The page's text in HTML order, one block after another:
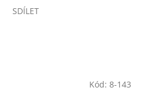
SDÍLET
Kód: 8-143